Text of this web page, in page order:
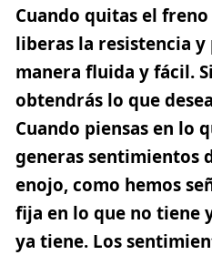
Cuando quitas el
liberas la resistencia y
manera fluida y fácil.
obtendrás lo que
Cuando piensas en lo
generas sentimientos
enojo, como hemos
fija en lo que no tiene
ya tiene. Los